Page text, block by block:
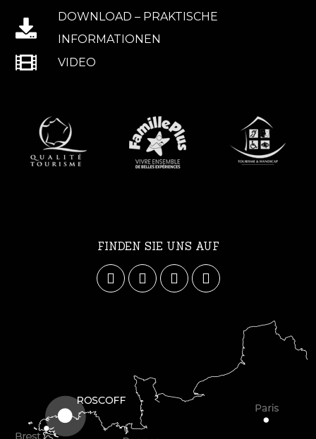
DOWNLOAD – PRAKTISCHE
INFORMATIONEN
VIDEO
FINDEN SIE UNS AUF